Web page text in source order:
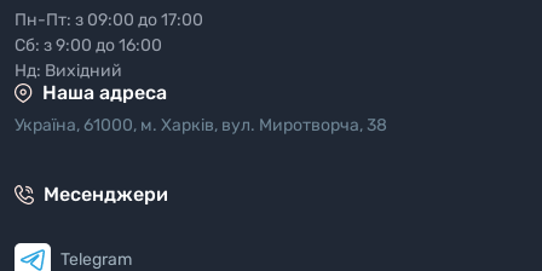
Пн-Пт: з 09:00 до 17:00
Сб: з 9:00 до 16:00
Нд: Вихідний
Наша адреса
Україна, 61000, м. Харків, вул. Миротворча, 38
Месенджери
Telegram